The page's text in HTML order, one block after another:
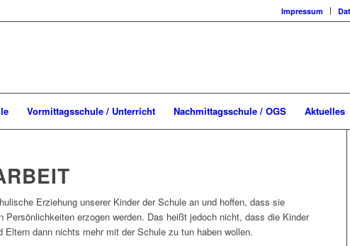
Impressum
Vormittagsschule / Unterricht Nachmittagsschule / OGS Aktuelles
Erziehung unserer Kinder der Schule an und hoffen, dass sie
Persönlichkeiten erzogen werden. Das heißt jedoch nicht, dass die Kinder
Eltern dann nichts mehr mit der Schule zu tun haben wollen.